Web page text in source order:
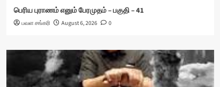
பெரிய புராணம் எனும் பேரமுதம் – பகுதி – 41
பவள சங்கரி August 6, 2026 0